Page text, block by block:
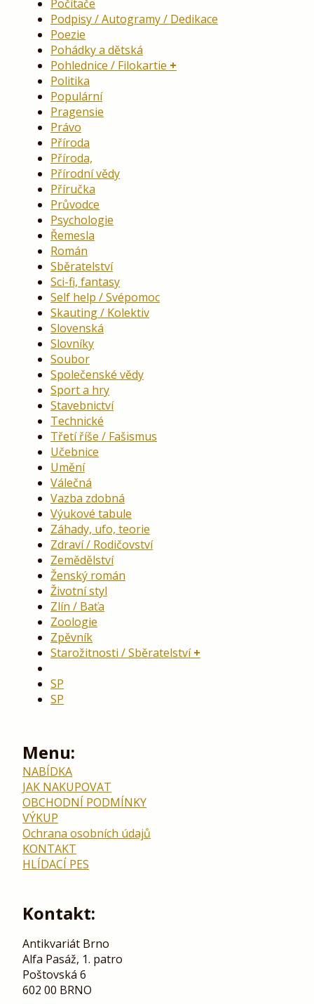
Počítače
Podpisy / Autogramy / Dedikace
Poezie
Pohádky a dětská
Pohlednice / Filokartie
Politika
Populární
Pragensie
Právo
Příroda
Příroda,
Přírodní vědy
Příručka
Průvodce
Psychologie
Řemesla
Román
Sběratelství
Sci-fi, fantasy
Self help / Svépomoc
Skauting / Kolektiv
Slovenská
Slovníky
Soubor
Společenské vědy
Sport a hry
Stavebnictví
Technické
Třetí říše / Fašismus
Učebnice
Umění
Válečná
Vazba zdobná
Výukové tabule
Záhady, ufo, teorie
Zdraví / Rodičovství
Zemědělství
Ženský román
Životní styl
Zlín / Baťa
Zoologie
Zpěvník
Starožitnosti / Sběratelství
SP
SP
Menu:
NABÍDKA
JAK NAKUPOVAT
OBCHODNÍ PODMÍNKY
VÝKUP
Ochrana osobních údajů
KONTAKT
HLÍDACÍ PES
Kontakt:
Antikvariát Brno
Alfa Pasáž, 1. patro
Poštovská 6
602 00 BRNO